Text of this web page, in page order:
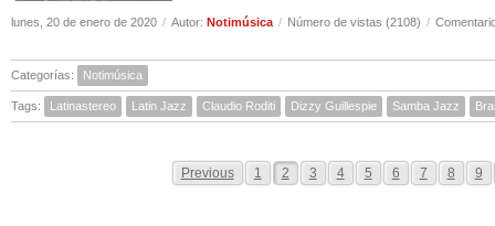
lunes, 20 de enero de 2020 / Autor: Notimúsica / Número de vistas (2108) /
Categorías: Notimúsica
Tags: Latinastereo Latin Jazz Claudio Roditi Dizzy Guillespie Samba Jazz
Previous 1 2 3 4 5 6 7 8 9